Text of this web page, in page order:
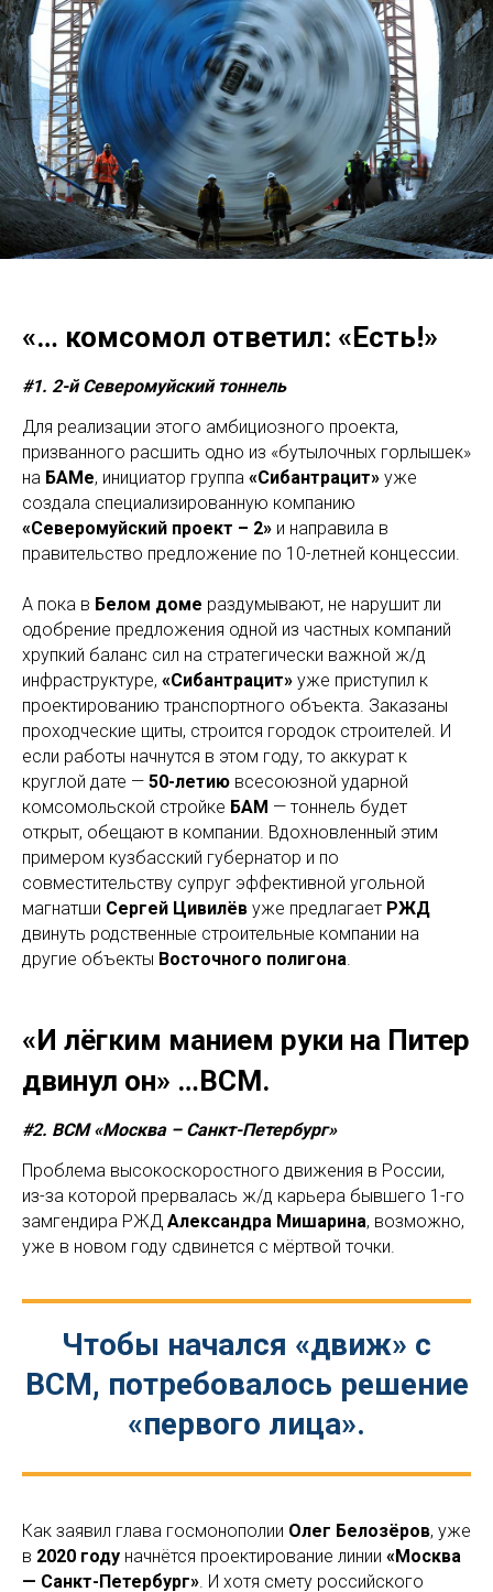
«… комсомол ответил: «Есть!»
#1. 2-й Северомуйский тоннель
Для реализации этого амбициозного проекта,
призванного расшить одно из «бутылочных горлышек»
на БАМе, инициатор группа «Сибантрацит» уже
создала специализированную компанию
«Северомуйский проект – 2» и направила в
правительство предложение по 10-летней концессии.
А пока в Белом доме раздумывают, не нарушит ли
одобрение предложения одной из частных компаний
хрупкий баланс сил на стратегически важной ж/д
инфраструктуре, «Сибантрацит» уже приступил к
проектированию транспортного объекта. Заказаны
проходческие щиты, строится городок строителей. И
если работы начнутся в этом году, то аккурат к
круглой дате — 50-летию всесоюзной ударной
комсомольской стройке БАМ — тоннель будет
открыт, обещают в компании. Вдохновленный этим
примером кузбасский губернатор и по
совместительству супруг эффективной угольной
магнатши Сергей Цивилёв уже предлагает РЖД
двинуть родственные строительные компании на
другие объекты Восточного полигона.
«И лёгким манием руки на Питер
двинул он» …ВСМ.
#2. ВСМ «Москва – Санкт-Петербург»
Проблема высокоскоростного движения в России,
из-за которой прервалась ж/д карьера бывшего 1-го
замгендира РЖД Александра Мишарина, возможно,
уже в новом году сдвинется с мёртвой точки.
Чтобы начался «движ» с
ВСМ, потребовалось решение
«первого лица».
Как заявил глава госмонополии Олег Белозёров, уже
в 2020 году начнётся проектирование линии «Москва
— Санкт-Петербург». И хотя смету российского